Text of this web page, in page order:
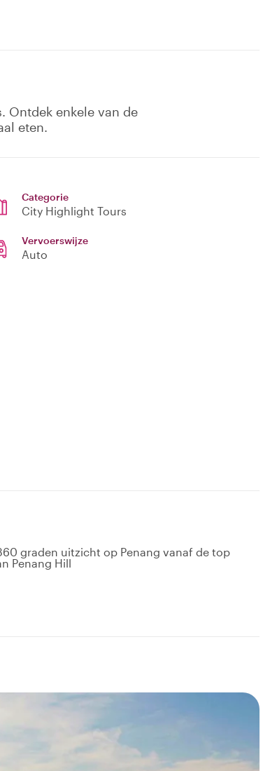
Ontdek enkele van de
eten.
Categorie
City Highlight Tours
Vervoerswijze
Auto
graden uitzicht op Penang vanaf de top
Penang Hill